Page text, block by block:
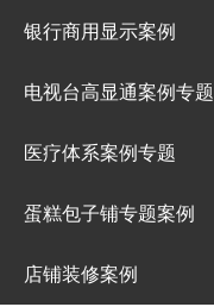
银行商用显示案例
电视台高显通案例专题
医疗体系案例专题
蛋糕包子铺专题案例
店铺装修案例